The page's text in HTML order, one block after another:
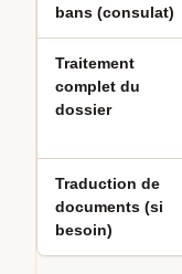
bans (consulat)
Traitement
complet du
dossier
Traduction de
documents (si
besoin)